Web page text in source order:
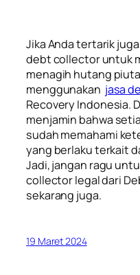
Jika Anda tertarik
debt collector untuk
menagih hutang
menggunakan jasa
Recovery Indonesia.
menjamin bahwa
sudah memahami
yang berlaku terkait
Jadi, jangan ragu
collector legal dari
sekarang juga.
19 Maret 2024